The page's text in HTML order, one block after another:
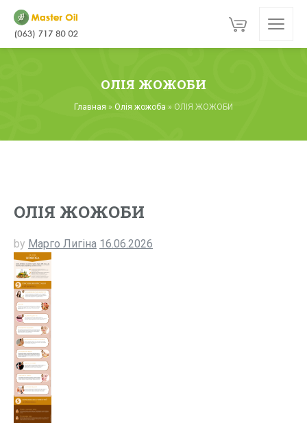
ОЛІЯ ЖОЖОБИ
Главная » Олія жожоба » ОЛІЯ ЖОЖОБИ
ОЛІЯ ЖОЖОБИ
by Марго Лигіна 16.06.2026